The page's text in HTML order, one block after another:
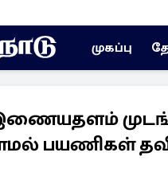
முகப்பு
பயணிகள்